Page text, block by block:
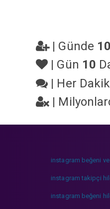
| Günde 10
| Gün 10
| Her
|
instagram beğeni
instagram takipçi
instagram beğeni